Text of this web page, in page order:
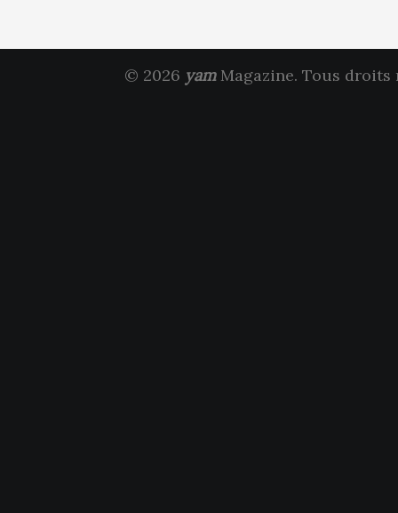
© 2026 yamMagazine. Tous droits